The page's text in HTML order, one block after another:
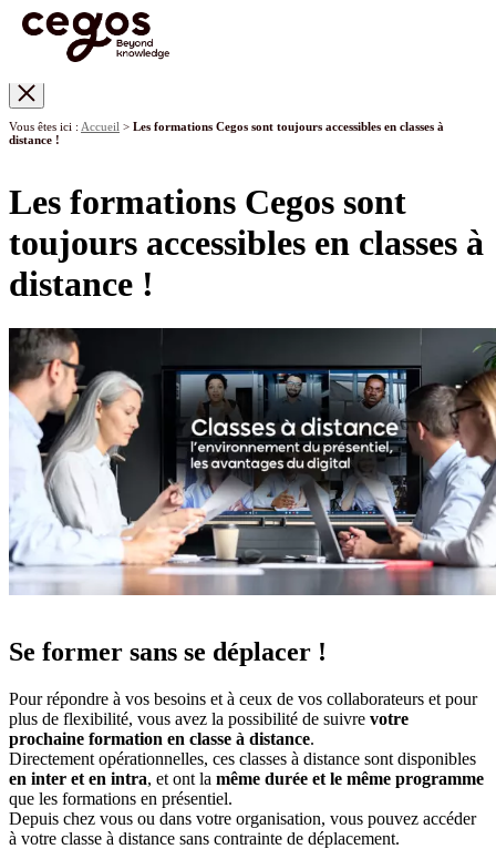
Vous êtes ici : Accueil > Les formations Cegos sont toujours accessibles en classes à
distance !
Les formations Cegos sont
toujours accessibles en classes à
distance !
Se former sans se déplacer !
Pour répondre à vos besoins et à ceux de vos collaborateurs et pour
plus de flexibilité, vous avez la possibilité de suivre votre
prochaine formation en classe à distance.
Directement opérationnelles, ces classes à distance sont disponibles
en inter et en intra, et ont la même durée et le même programme
que les formations en présentiel.
Depuis chez vous ou dans votre organisation, vous pouvez accéder
à votre classe à distance sans contrainte de déplacement.